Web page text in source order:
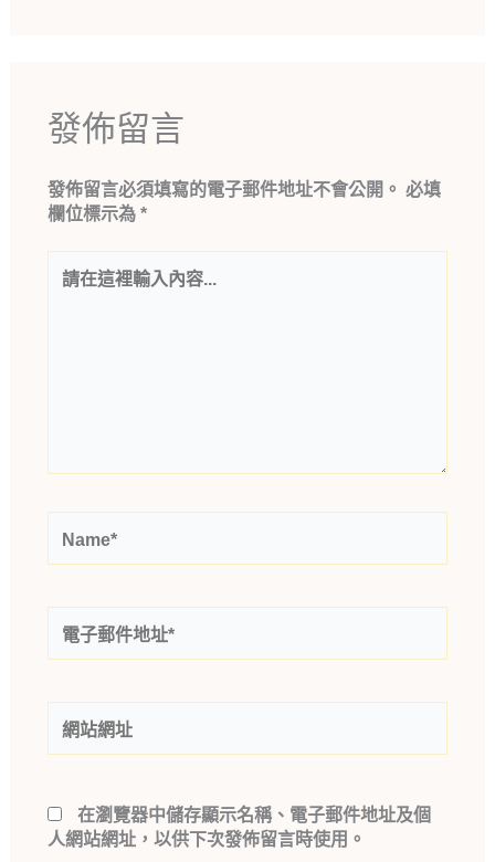
發佈留言
發佈留言必須填寫的電子郵件地址不會公開。 必填
欄位標示為*
在
子
郵
址
*
站
網
在瀏覽器中儲存顯示名稱、電子郵件地址及個
人網站網址，以供下次發佈留言時使用。